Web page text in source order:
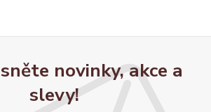
novinky, akce a
slevy!